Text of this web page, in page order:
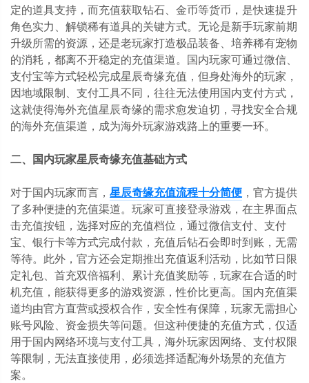
定的道具支持，而充值获取钻石、金币等货币，是快速提升
角色实力、解锁稀有道具的关键方式。无论是新手玩家前期
升级所需的资源，还是老玩家打造极品装备、培养稀有宠物
的消耗，都离不开稳定的充值渠道。国内玩家可通过微信、
支付宝等方式轻松完成星辰奇缘充值，但身处海外的玩家，
因地域限制、支付工具不同，往往无法使用国内支付方式，
这就使得海外充值星辰奇缘的需求愈发迫切，寻找安全合规
的海外充值渠道，成为海外玩家游戏路上的重要一环。
二、国内玩家星辰奇缘充值基础方式
对于国内玩家而言， 星辰奇缘充值流程十分简便 ，官方提供
了多种便捷的充值渠道。玩家可直接登录游戏，在主界面点
击充值按钮，选择对应的充值档位，通过微信支付、支付
宝、银行卡等方式完成付款，充值后钻石会即时到账，无需
等待。此外，官方还会定期推出充值返利活动，比如节日限
定礼包、首充双倍福利、累计充值奖励等，玩家在合适的时
机充值，能获得更多的游戏资源，性价比更高。国内充值渠
道均由官方直营或授权合作，安全性有保障，玩家无需担心
账号风险、资金损失等问题。但这种便捷的充值方式，仅适
用于国内网络环境与支付工具，海外玩家因网络、支付权限
等限制，无法直接使用，必须选择适配海外场景的充值方
案。